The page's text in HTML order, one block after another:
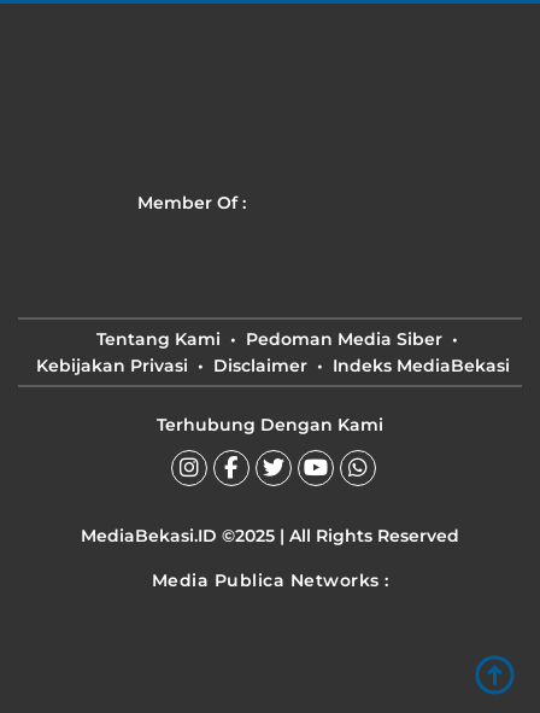
Member Of :
Tentang Kami
Pedoman Media Siber
Kebijakan Privasi
Disclaimer Indeks MediaBekasi
Terhubung Dengan Kami
MediaBekasi.ID ©2025 | All Rights Reserved
Media Publica Networks :